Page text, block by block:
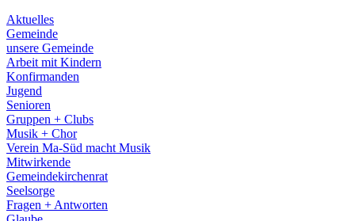
Aktuelles
Gemeinde
unsere Gemeinde
Arbeit mit Kindern
Konfirmanden
Jugend
Senioren
Gruppen + Clubs
Musik + Chor
Verein Ma-Süd macht Musik
Mitwirkende
Gemeindekirchenrat
Seelsorge
Fragen + Antworten